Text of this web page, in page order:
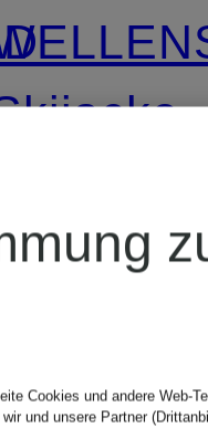
Cookies und andere Web-
und unsere Partner